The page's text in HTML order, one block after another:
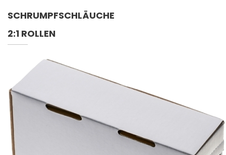
SCHRUMPFSCHLÄUCHE
2:1 ROLLEN